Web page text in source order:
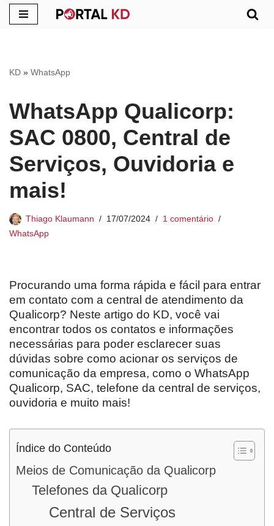
conteúdo
KD » WhatsApp
WhatsApp Qualicorp:
SAC 0800, Central de
Serviços, Ouvidoria e
mais!
Thiago Klaumann 17/07/2024
1 comentário
WhatsApp
Procurando uma forma rápida e fácil para entrar
em contato com a central de atendimento da
Qualicorp? Neste artigo do KD, você vai
encontrar todos os contatos e informações
necessárias para poder esclarecer suas
dúvidas sobre como acionar os serviços de
comunicação da empresa, como o WhatsApp
Qualicorp, SAC, telefone da central de serviços,
ouvidoria e muito mais!
Índice do Conteúdo
Meios de Comunicação da Qualicorp
Telefones da Qualicorp
Central de Serviços